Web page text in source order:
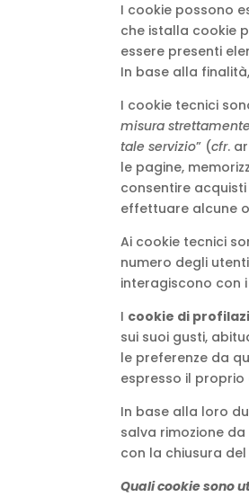
I cookie possono
che istalla cookie
essere presenti
In base alla
I cookie tecnici
misura
tale servizio” (cfr.
le pagine,
consentire
effettuare alcune
Ai cookie tecnici
numero degli
interagiscono con
I cookie di
sui suoi gusti,
le preferenze da
espresso il
In base alla loro
salva rimozione
con la chiusura
Quali cookie sono